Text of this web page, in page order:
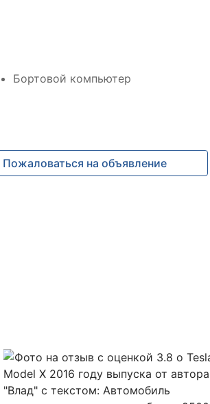
Бортовой компьютер
Пожаловаться на объявление